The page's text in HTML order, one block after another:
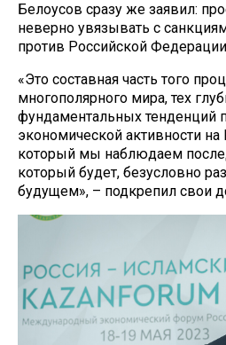
Белоусов сразу же заявил:
неверно увязывать с
против Российской
«Это составная часть того
многополярного мира, тех
фундаментальных тенденций
экономической активности
который мы наблюдаем
который будет, безусловно
будущем», – подкрепил свои